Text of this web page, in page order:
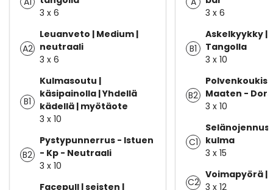
3 x 6
A2
Leuanveto | Medium |
neutraali
3 x 6
B1
Kulmasoutu |
käsipainolla | Yhdellä
kädellä | myötäote
3 x 10
B2
Pystypunnerrus - Istuen
- Kp - Neutraali
3 x 10
Facepull | seisten |
3 x 6
B1
Askelkyykky |
Tangolla
3 x 10
B2
Maaten -
3 x 10
C1
Selänojennus
kulma
3 x 15
C2
Voimapyörä |
3 x 12